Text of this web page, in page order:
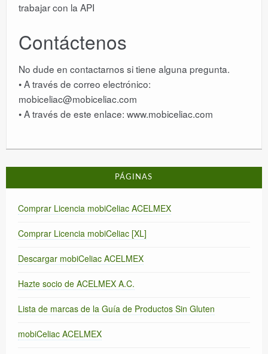
trabajar con la API
Contáctenos
No dude en contactarnos si tiene alguna pregunta.
• A través de correo electrónico:
mobiceliac@mobiceliac.com
• A través de este enlace: www.mobiceliac.com
PÁGINAS
Comprar Licencia mobiCeliac ACELMEX
Comprar Licencia mobiCeliac [XL]
Descargar mobiCeliac ACELMEX
Hazte socio de ACELMEX A.C.
Lista de marcas de la Guía de Productos Sin Gluten
mobiCeliac ACELMEX